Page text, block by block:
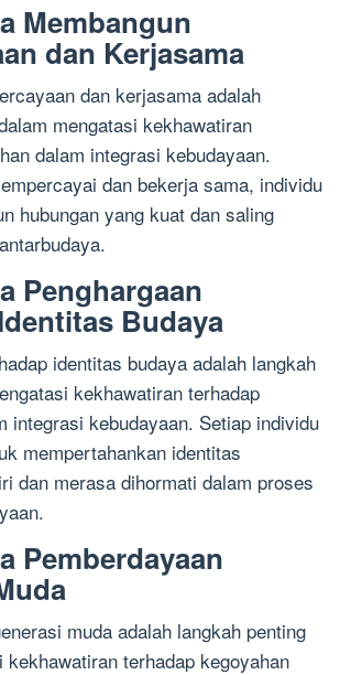
Membangun
dan Kerjasama
dan kerjasama adalah
mengatasi kekhawatiran
dalam integrasi kebudayaan.
dan bekerja sama, individu
hubungan yang kuat dan saling
Penghargaan
Budaya
identitas budaya adalah langkah
kekhawatiran terhadap
integrasi kebudayaan. Setiap individu
mempertahankan identitas
dan merasa dihormati dalam proses
Pemberdayaan
muda adalah langkah penting
kekhawatiran terhadap kegoyahan